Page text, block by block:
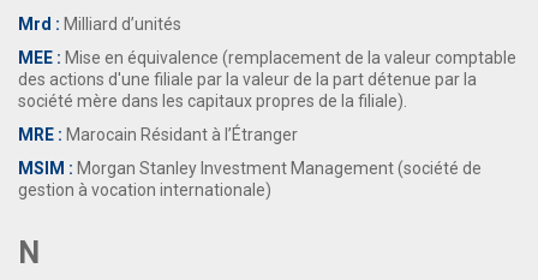
Mrd : Milliard d’unités
MEE : Mise en équivalence (remplacement de la valeur comptable
des actions d'une filiale par la valeur de la part détenue par la
société mère dans les capitaux propres de la filiale).
MRE : Marocain Résidant à l’Étranger
MSIM : Morgan Stanley Investment Management (société de
gestion à vocation internationale)
N